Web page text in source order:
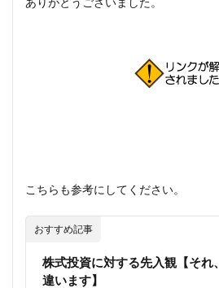
こちらも参考にしてください。
おすすめ記事
株式投資に対する先入観【それ、
違います】